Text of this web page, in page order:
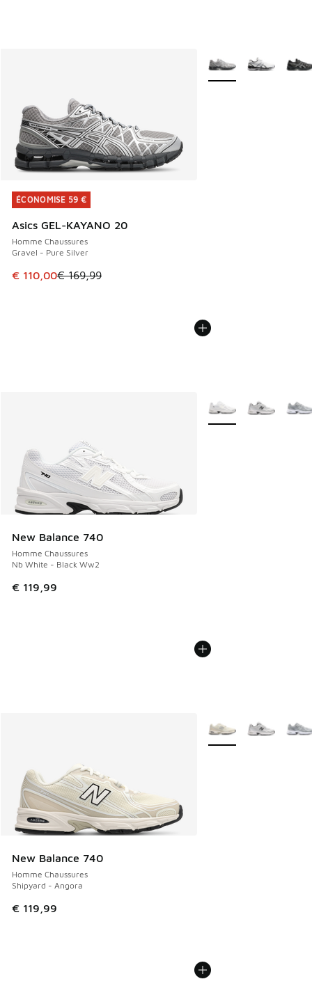
ÉCONOMISE 59 €
Asics GEL-KAYANO 20
Homme Chaussures
Gravel - Pure Silver
Cet article est en promotion. Prix en baisse de € 169,99 à
€ 110,00€ 169,99
ÉCONOMISE 59 €
Plus de couleurs
New Balance 740
Homme Chaussures
Nb White - Black Ww2
€ 119,99
Plus de couleurs
New Balance 740
Homme Chaussures
Shipyard - Angora
€ 119,99
Plus de couleurs